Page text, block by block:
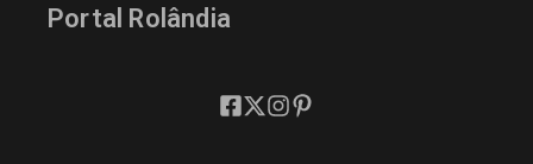
Portal Rolândia